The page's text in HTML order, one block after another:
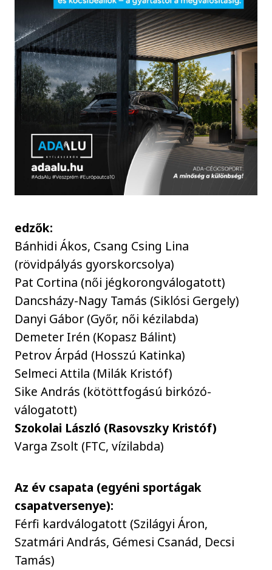
edzők:
Bánhidi Ákos, Csang Csing Lina
(rövidpályás gyorskorcsolya)
Pat Cortina (női jégkorongválogatott)
Dancsházy-Nagy Tamás (Siklósi Gergely)
Danyi Gábor (Győr, női kézilabda)
Demeter Irén (Kopasz Bálint)
Petrov Árpád (Hosszú Katinka)
Selmeci Attila (Milák Kristóf)
Sike András (kötöttfogású birkózó-
válogatott)
Szokolai László (Rasovszky Kristóf)
Varga Zsolt (FTC, vízilabda)
Az év csapata (egyéni sportágak
csapatversenye):
Férfi kardválogatott (Szilágyi Áron,
Szatmári András, Gémesi Csanád, Decsi
Tamás)